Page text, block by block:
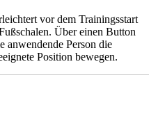
vor dem Trainingsstart
Über einen Button
anwendende Person die
Position bewegen.